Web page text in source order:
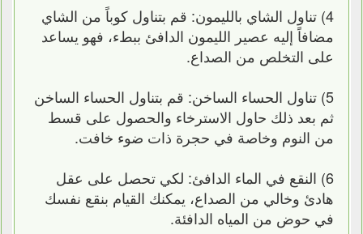
4) تناول الشاي بالليمون: قم بتناول كوباً من الشاي
مضافاً إليه عصير الليمون الدافئ ببطء، فهو يساعد
على التخلص من الصداع.
5) تناول الحساء الساخن: قم بتناول الحساء الساخن
ثم بعد ذلك حاول الاسترخاء والحصول على قسط
من النوم وخاصة في حجرة ذات ضوء خافت.
6) النقع في الماء الدافئ: لكي تحصل على عقل
هادئ وخالي من الصداع، يمكنك القيام بنقع نفسك
في حوض من المياه الدافئة.